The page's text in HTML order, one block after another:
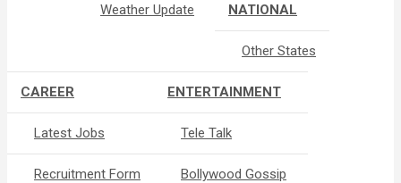
Weather Update NATIONAL
Other States
CAREER
Latest Jobs
Recruitment Form
ENTERTAINMENT
Tele Talk
Bollywood Gossip